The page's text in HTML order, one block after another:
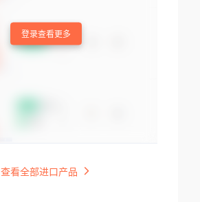
登录查看更多
查看全部进口产品